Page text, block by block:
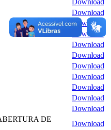
Download
Download
Download
Download
Download
Download
Download
Download
Download
Download
Download
DE
Download